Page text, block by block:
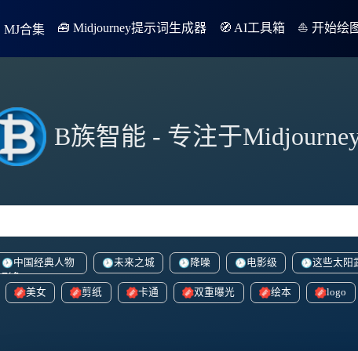
MJ合集 🧰 Midjourney提示词生成器 🧭 AI工具箱
⛵️ 开始绘
B族智能 - 专注于
中国经典人物
形象
未来之城 降噪 电影级 这些太阳
美女 剪纸 卡通 双重曝光 绘本 logo